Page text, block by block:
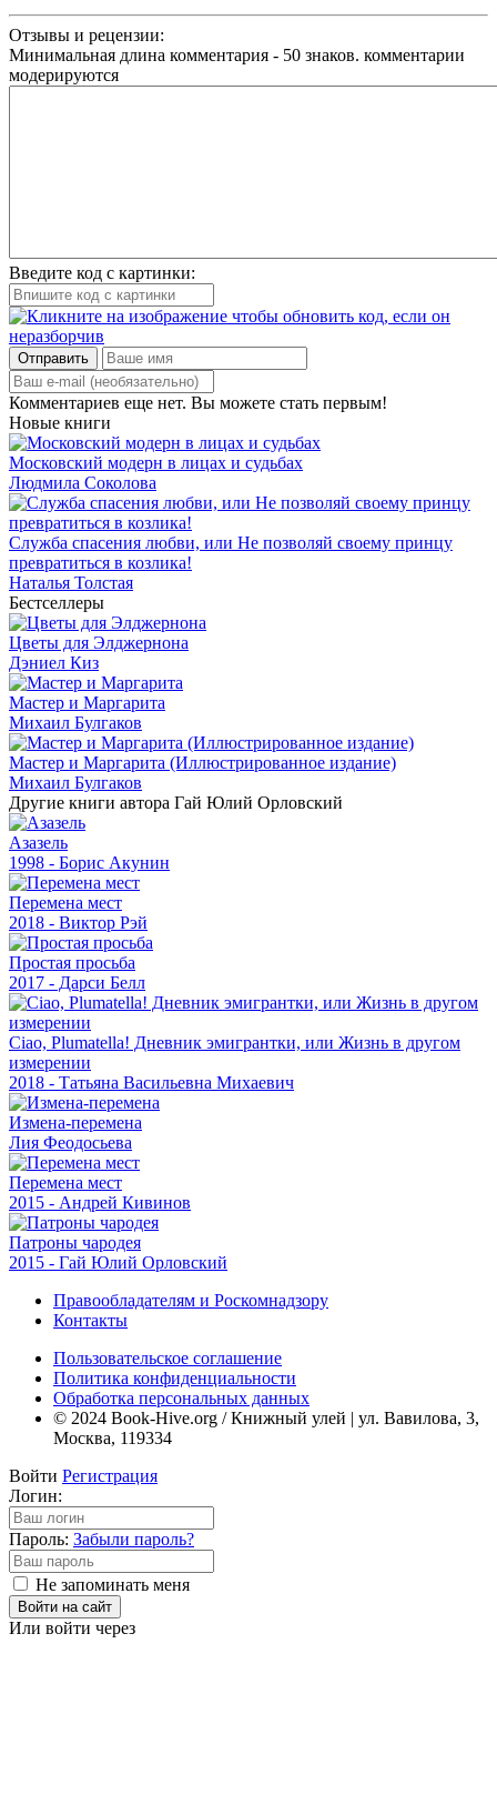
Отзывы и рецензии:
Минимальная длина комментария - 50 знаков. комментарии
модерируются
Введите код с картинки:
Отправить
Комментариев еще нет. Вы можете стать первым!
Новые книги
Московский модерн в лицах и судьбах
Людмила Соколова
Служба спасения любви, или Не позволяй своему принцу
превратиться в козлика!
Наталья Толстая
Бестселлеры
Цветы для Элджернона
Дэниел Киз
Мастер и Маргарита
Михаил Булгаков
Мастер и Маргарита (Иллюстрированное издание)
Михаил Булгаков
Другие книги автора Гай Юлий Орловский
Азазель
1998 - Борис Акунин
Перемена мест
2018 - Виктор Рэй
Простая просьба
2017 - Дарси Белл
Ciao, Plumatella! Дневник эмигрантки, или Жизнь в другом
измерении
2018 - Татьяна Васильевна Михаевич
Измена-перемена
Лия Феодосьева
Перемена мест
2015 - Андрей Кивинов
Патроны чародея
2015 - Гай Юлий Орловский
Правообладателям и Роскомнадзору
Контакты
Пользовательское соглашение
Политика конфиденциальности
Обработка персональных данных
© 2024 Book-Hive.org / Книжный улей | ул. Вавилова, 3,
Москва, 119334
Войти Регистрация
Логин:
Пароль: Забыли пароль?
Не запоминать меня
Войти на сайт
Или войти через